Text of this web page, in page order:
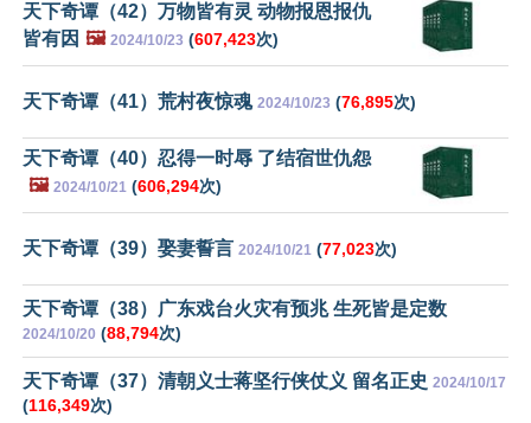
天下奇谭（42）万物皆有灵 动物报恩报仇
皆有因 🖼️ 2024/10/23 (607,423次)
天下奇谭（41）荒村夜惊魂 2024/10/23 (76,895次)
天下奇谭（40）忍得一时辱 了结宿世仇怨
🖼️ 2024/10/21 (606,294次)
天下奇谭（39）娶妻誓言 2024/10/21 (77,023次)
天下奇谭（38）广东戏台火灾有预兆 生死皆是定数
2024/10/20 (88,794次)
天下奇谭（37）清朝义士蒋坚行侠仗义 留名正史 2024/10/17
(116,349次)